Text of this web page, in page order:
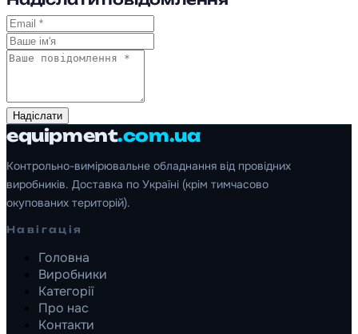
Надіслати
equipment.com.ua
Контрольно-вимірювальне обладнання від провідних
виробників. Доставка по Україні (крім тимчасово
окупованих територій).
Навігація
Головна
Виробники
Категорії
Про нас
Контакти